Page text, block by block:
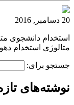
20 دسامبر, 2016
استخدام دانشجوی
متالوژی استخدام
جستجو برای:
نوشته‌های